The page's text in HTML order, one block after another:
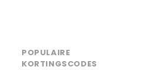
POPULAIRE
KORTINGSCODES